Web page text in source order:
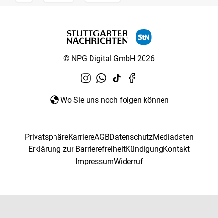
© NPG Digital GmbH 2026
Wo Sie uns noch folgen können
PrivatsphäreKarriereAGBDatenschutzMediadaten
Erklärung zur BarrierefreiheitKündigungKontakt
ImpressumWiderruf